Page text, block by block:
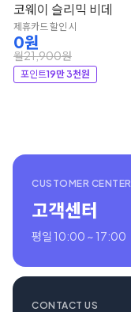
코웨이 슬리믹 비데
제휴카드 할인 시
0원
월21,900원
포인트19만 3천원
CUSTOMER CENTER
고객센터
평일 10:00 ~ 17:00
CONTACT US